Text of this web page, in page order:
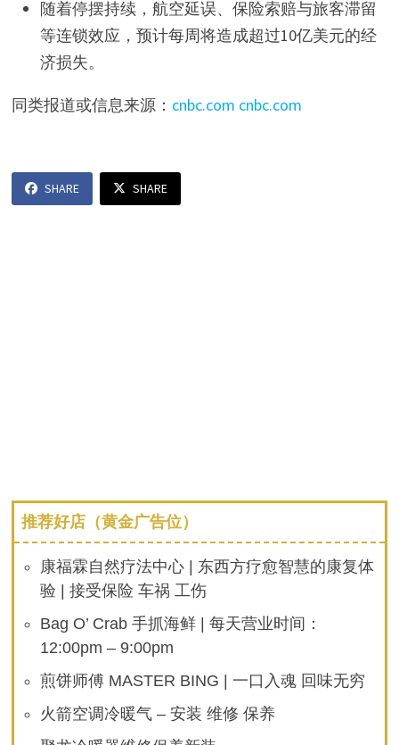
随着停摆持续，航空延误、保险索赔与旅客滞留
等连锁效应，预计每周将造成超过10亿美元的经
济损失。
同类报道或信息来源： cnbc.com cnbc.com
SHARE SHARE
推荐好店（黄金广告位）
康福霖自然疗法中心 | 东西方疗愈智慧的康复体
验 | 接受保险 车祸 工伤
Bag O’ Crab 手抓海鲜 | 每天营业时间：
12:00pm – 9:00pm
煎饼师傅 MASTER BING | 一口入魂 回味无穷
火箭空调冷暖气 – 安装 维修 保养